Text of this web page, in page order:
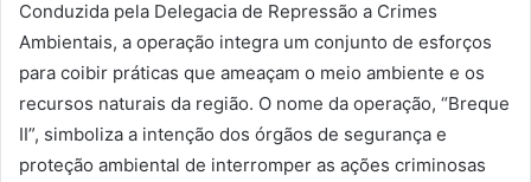
Conduzida pela Delegacia de Repressão a Crimes
Ambientais, a operação integra um conjunto de esforços
para coibir práticas que ameaçam o meio ambiente e os
recursos naturais da região. O nome da operação, “Breque
II”, simboliza a intenção dos órgãos de segurança e
proteção ambiental de interromper as ações criminosas